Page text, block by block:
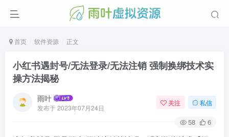
首页 软件资源 正文
小红书遇封号/无法登录/无法注销 强制换绑技术实
操方法揭秘
雨叶
发布于2023年07月24日
关注 私信
58 6